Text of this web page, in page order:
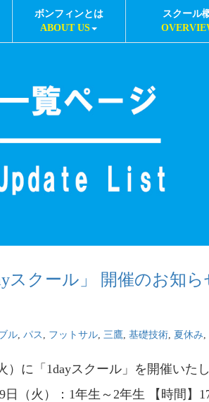
ボンフィンとは
ABOUT US
スクール
スクール」 開催のお知ら
ル パス フットサル 三鷹 基礎技術 夏休み
）に「1dayスクール」を開催いた
日（火）：1年生～2年生 【時間】